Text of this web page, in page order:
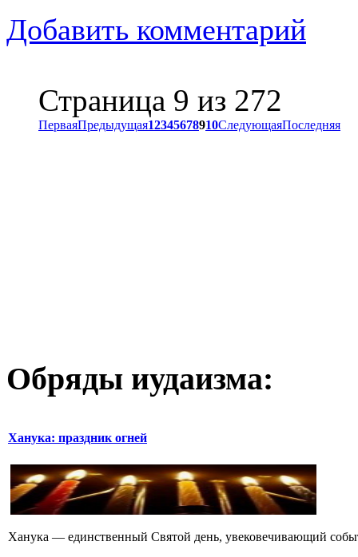
Добавить комментарий
Страница 9 из 272
ПерваяПредыдущая12345678910СледующаяПоследняя
Обряды иудаизма:
Ханука: праздник огней
Ханука — единственный Святой день, увековечивающий